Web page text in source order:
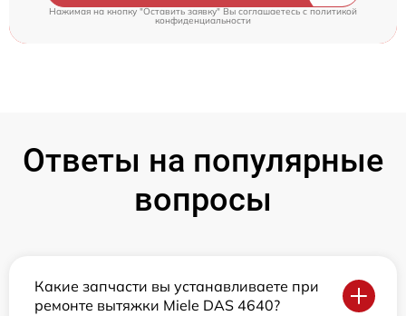
Нажимая на кнопку "Оставить заявку" Вы соглашаетесь c политикой
конфиденциальности
Ответы на популярные
вопросы
Какие запчасти вы устанавливаете при
ремонте вытяжки Miele DAS 4640?